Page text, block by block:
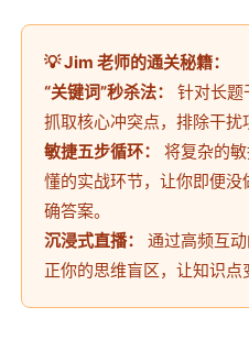
💡 Jim 老师的通关秘籍：
“关键词”秒杀法：
针对长题
抓取核心冲突点，排除干扰
敏捷五步循环：
将复杂的
懂的实战环节，让你即便
确答案。
沉浸式直播：
通过高频互
正你的思维盲区，让知识点